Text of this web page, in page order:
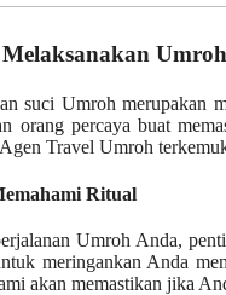
Umroh
suci Umroh merupakan
orang percaya buat
Travel Umroh
Ritual
Umroh Anda,
meringankan Anda
akan memastikan jika